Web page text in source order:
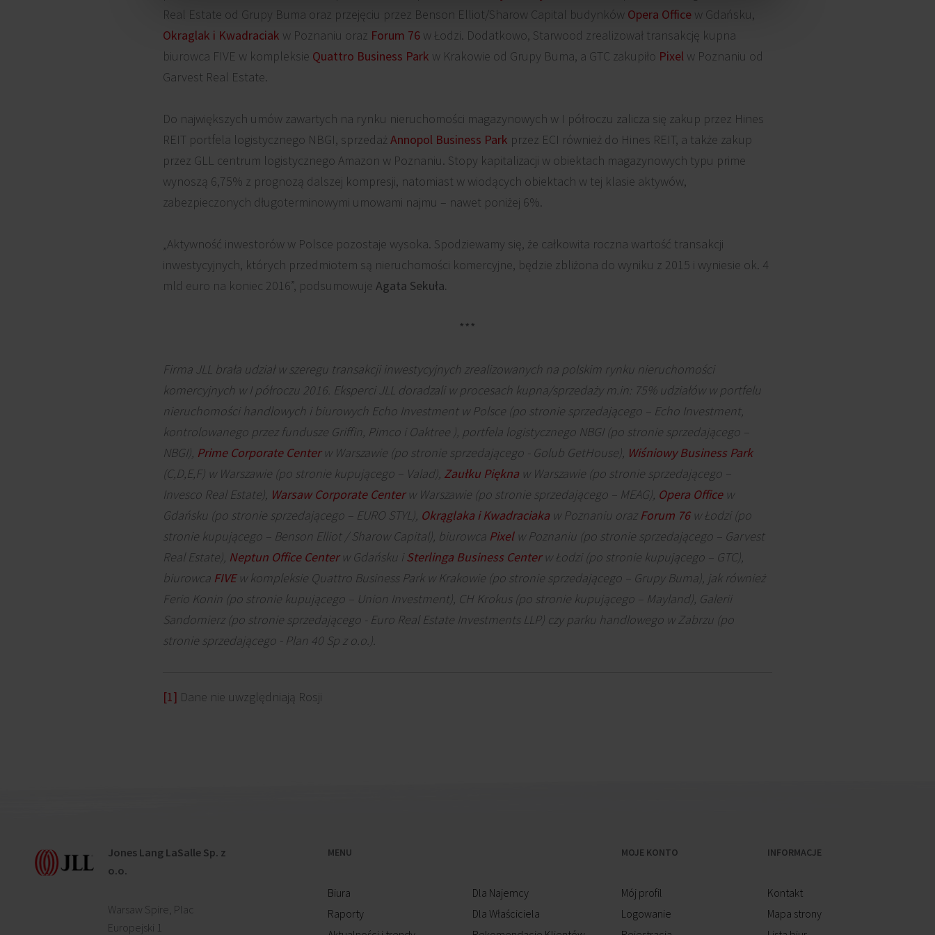
Real Estate od Grupy Buma oraz przejęciu przez Benson Elliot/Sharow Capital budynków Opera Office w Gdańsku,
Okraglak i Kwadraciak w Poznaniu oraz Forum 76 w Łodzi. Dodatkowo, Starwood zrealizował transakcję kupna
biurowca FIVE w kompleksie Quattro Business Park w Krakowie od Grupy Buma, a GTC zakupiło Pixel w Poznaniu od
Garvest Real Estate.
Do największych umów zawartych na rynku nieruchomości magazynowych w I półroczu zalicza się zakup przez Hines
REIT portfela logistycznego NBGI, sprzedaż Annopol Business Park przez ECI również do Hines REIT, a także zakup
przez GLL centrum logistycznego Amazon w Poznaniu. Stopy kapitalizacji w obiektach magazynowych typu prime
wynoszą 6,75% z prognozą dalszej kompresji, natomiast w wiodących obiektach w tej klasie aktywów,
zabezpieczonych długoterminowymi umowami najmu – nawet poniżej 6%.
„Aktywność inwestorów w Polsce pozostaje wysoka. Spodziewamy się, że całkowita roczna wartość transakcji
inwestycyjnych, których przedmiotem są nieruchomości komercyjne, będzie zbliżona do wyniku z 2015 i wyniesie ok. 4
mld euro na koniec 2016”, podsumowuje Agata Sekuła.
***
Firma JLL brała udział w szeregu transakcji inwestycyjnych zrealizowanych na polskim rynku nieruchomości
komercyjnych w I półroczu 2016. Eksperci JLL doradzali w procesach kupna/sprzedaży m.in: 75% udziałów w portfelu
nieruchomości handlowych i biurowych Echo Investment w Polsce (po stronie sprzedającego – Echo Investment,
kontrolowanego przez fundusze Griffin, Pimco i Oaktree ), portfela logistycznego NBGI (po stronie sprzedającego –
NBGI), Prime Corporate Centerw Warszawie (po stronie sprzedającego - Golub GetHouse), Wiśniowy Business Park
(C,D,E,F) w Warszawie (po stronie kupującego – Valad), Zaułku Piękna w Warszawie (po stronie sprzedającego –
Invesco Real Estate), Warsaw Corporate Centerw Warszawie (po stronie sprzedającego – MEAG), Opera Officew
Gdańsku (po stronie sprzedającego – EURO STYL), Okrąglaka i Kwadraciaka w Poznaniu oraz Forum 76w Łodzi (po
stronie kupującego – Benson Elliot / Sharow Capital), biurowca Pixelw Poznaniu (po stronie sprzedającego – Garvest
Real Estate), Neptun Office Centerw Gdańsku iSterlinga Business Centerw Łodzi (po stronie kupującego – GTC),
biurowca FIVEw kompleksie Quattro Business Park w Krakowie (po stronie sprzedającego – Grupy Buma), jak również
Ferio Konin (po stronie kupującego – Union Investment), CH Krokus (po stronie kupującego – Mayland), Galerii
Sandomierz (po stronie sprzedającego - Euro Real Estate Investments LLP) czy parku handlowego w Zabrzu (po
stronie sprzedającego - Plan 40 Sp z o.o.).
[1] Dane nie uwzględniają Rosji
Jones Lang LaSalle Sp. z
o.o.
Warsaw Spire, Plac
Europejski 1
MENU
Biura
Raporty
Dla Najemcy
Dla Właściciela
MOJE KONTO
Mój profil
Logowanie
INFORMACJE
Kontakt
Mapa strony